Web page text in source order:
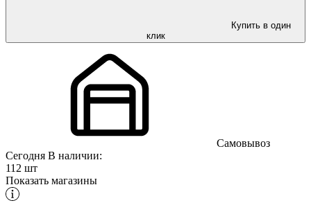
Купить в один
клик
Самовывоз
Сегодня В наличии:
112 шт
Показать магазины